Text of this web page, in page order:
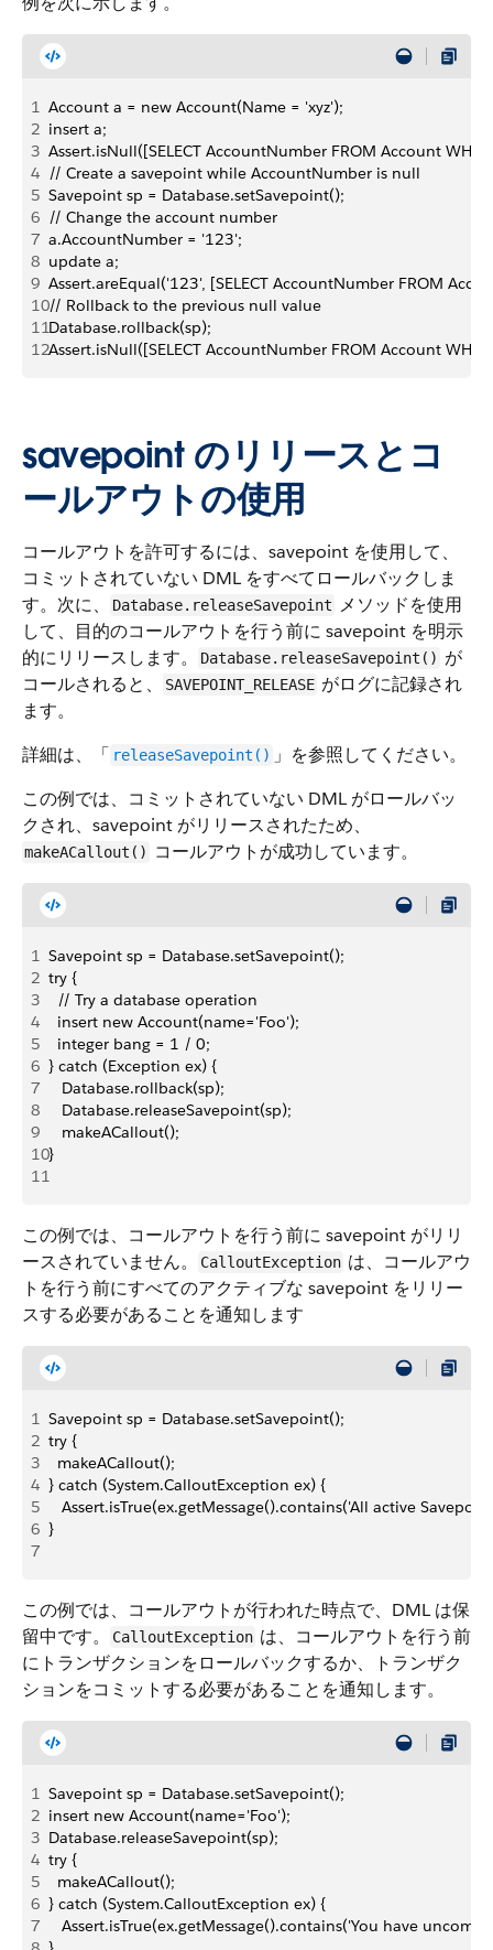
1 Account a = new Account(Name = 'xyz');
2 insert a;
3 Assert.isNull([SELECT AccountNumber FROM Account
4 // Create a savepoint while AccountNumber is null
5 Savepoint sp = Database.setSavepoint();
6 // Change the account number
7 a.AccountNumber = '123';
8 update a;
9 Assert.areEqual('123', [SELECT AccountNumber FROM
10// Rollback to the previous null value
11Database.rollback(sp);
12Assert.isNull([SELECT AccountNumber FROM Account
savepoint のリリースとコ
ールアウトの使用
コールアウトを許可するには、savepoint を使用して、
コミットされていない DML をすべてロールバックしま
す。次に、
Database.releaseSavepoint メソッドを使用
して、目的のコールアウトを行う前に savepoint を明示
的にリリースします。
Database.releaseSavepoint() が
コールされると、
SAVEPOINT_RELEASE がログに記録され
ます。
詳細は、「 releaseSavepoint() 」を参照してください。
この例では、コミットされていない DML がロールバッ
クされ、savepoint がリリースされたため、
makeACallout() コールアウトが成功しています。
1 Savepoint sp = Database.setSavepoint();
2 try {
3
  // Try a database operation
4
  insert new Account(name='Foo');
5
  integer bang = 1 / 0;
6 } catch (Exception ex) {
7
   Database.rollback(sp);
8
   Database.releaseSavepoint(sp);
9
   makeACallout();
10}
11
この例では、コールアウトを行う前に savepoint がリリ
ースされていません。
CalloutException は、コールアウ
トを行う前にすべてのアクティブな savepoint をリリー
スする必要があることを通知します
1 Savepoint sp = Database.setSavepoint();
2 try {
3
  makeACallout();
4 } catch (System.CalloutException ex) {
5
Assert.isTrue(ex.getMessage().contains('All active
6 }
7
この例では、コールアウトが行われた時点で、DML は保
留中です。
CalloutException は、コールアウトを行う前
にトランザクションをロールバックするか、トランザク
ションをコミットする必要があることを通知します。
1 Savepoint sp = Database.setSavepoint();
2 insert new Account(name='Foo');
3 Database.releaseSavepoint(sp);
4 try {
5
  makeACallout();
6 } catch (System.CalloutException ex) {
7
Assert.isTrue(ex.getMessage().contains('You have